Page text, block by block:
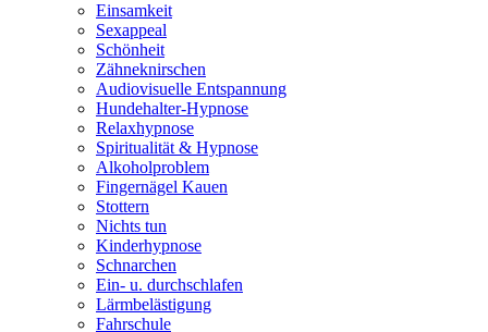
Einsamkeit
Sexappeal
Schönheit
Zähneknirschen
Audiovisuelle Entspannung
Hundehalter-Hypnose
Relaxhypnose
Spiritualität & Hypnose
Alkoholproblem
Fingernägel Kauen
Stottern
Nichts tun
Kinderhypnose
Schnarchen
Ein- u. durchschlafen
Lärmbelästigung
Fahrschule